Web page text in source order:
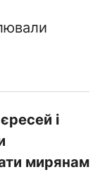
і
мирянам